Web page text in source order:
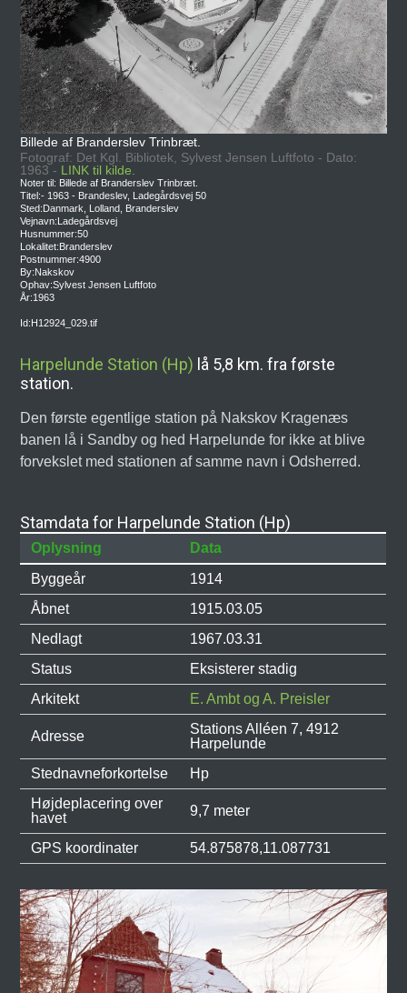
Billede af Branderslev Trinbræt.
Fotograf: Det Kgl. Bibliotek, Sylvest Jensen Luftfoto - Dato:
1963 - LINK til kilde.
Noter til: Billede af Branderslev Trinbræt.
Titel:- 1963 - Brandeslev, Ladegårdsvej 50
Sted:Danmark, Lolland, Branderslev
Vejnavn:Ladegårdsvej
Husnummer:50
Lokalitet:Branderslev
Postnummer:4900
By:Nakskov
Ophav:Sylvest Jensen Luftfoto
År:1963
Id:H12924_029.tif
Harpelunde Station (Hp) lå 5,8 km. fra første
station.
Den første egentlige station på Nakskov Kragenæs
banen lå i Sandby og hed Harpelunde for ikke at blive
forvekslet med stationen af samme navn i Odsherred.
Stamdata for Harpelunde Station (Hp)
Oplysning
Data
Byggeår
1914
Åbnet
1915.03.05
Nedlagt
1967.03.31
Status
Eksisterer stadig
Arkitekt
E. Ambt og A. Preisler
Adresse
Stations Alléen 7, 4912
Harpelunde
Stednavneforkortelse
Hp
Højdeplacering over
havet
9,7 meter
GPS koordinater 54.875878,11.087731